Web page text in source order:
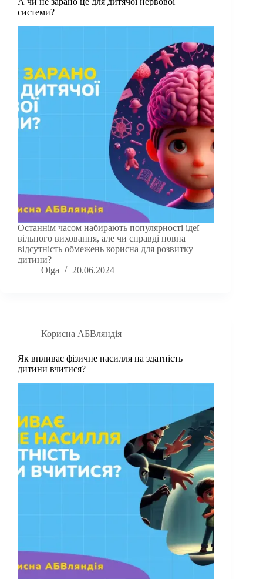
системи?
Останнім часом набирають популярності ідеї
вільного виховання, але чи справді повна
відсутність обмежень корисна для розвитку
дитини?
Olga
20.06.2024
Корисна АБВляндія
Як впливає фізичне насилля на здатність
дитини вчитися?